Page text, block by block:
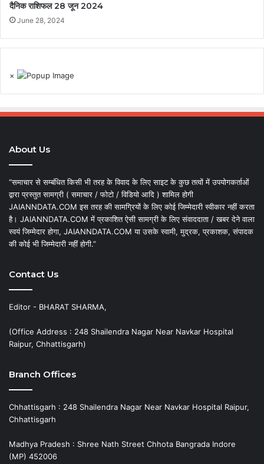
दैनिक राशिफल 28 जून 2024
June 28, 2024
×
About Us
“समाचार से सम्बंधित किसी भी तरह के विवाद के लिए साइट के कुछ तत्वों में उपयोगकर्ताओं
द्वारा प्रस्तुत सामग्री ( समाचार / फोटो / विडियो आदि ) शामिल होगी
JAIANNDATA.COM इस तरह की सामग्रियों के लिए कोई जिम्मेदारी स्वीकार नहीं करता
है। JAIANNDATA.COM में प्रकाशित ऐसी सामग्री के लिए संवाददाता / खबर देने वाला
स्वयं जिम्मेदार होगा, JAIANNDATA.COM या उसके स्वामी, मुद्रक, प्रकाशक, संपादक
की कोई भी जिम्मेदारी नहीं होगी.”
Contact Us
Editor - BHARAT SHARMA,
(Office Address : 248 Shailendra Nagar Near Navkar Hospital
Raipur, Chhattisgarh)
Branch Offices
Chhattisgarh : 248 Shailendra Nagar Near Navkar Hospital Raipur,
Chhattisgarh
Madhya Pradesh : Shree Nath Street Chhota Bangrada Indore
(MP) 452006